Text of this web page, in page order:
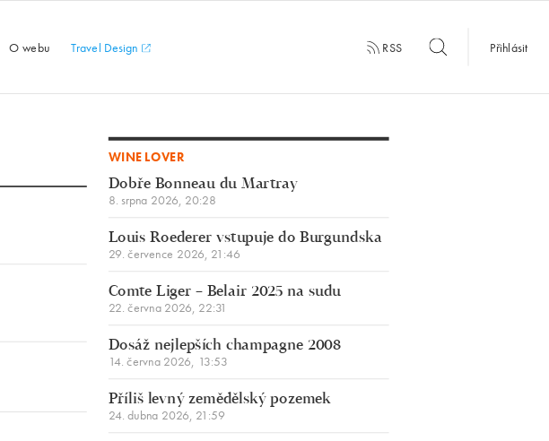
O webu Travel Design RSS Přihlásit
WINE LOVER
Dobře Bonneau du Martray
8. srpna 2026, 20:28
Louis Roederer vstupuje do Burgundska
29. července 2026, 21:46
Comte Liger – Belair 2025 na sudu
22. června 2026, 22:31
Dosáž nejlepších champagne 2008
14. června 2026, 13:53
Příliš levný zemědělský pozemek
24. dubna 2026, 21:59